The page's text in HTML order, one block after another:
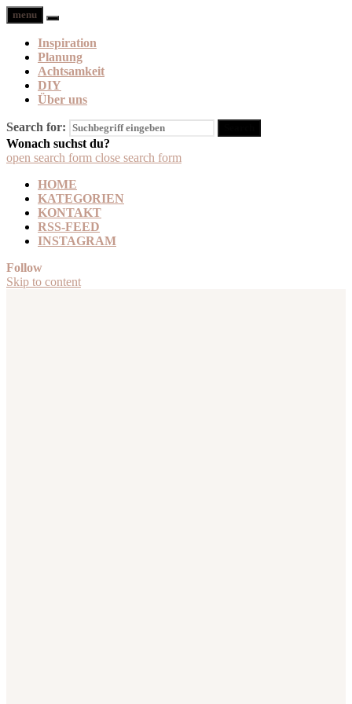
menu
Inspiration
Planung
Achtsamkeit
DIY
Über uns
Search for:
Wonach suchst du?
open search form close search form
HOME
KATEGORIEN
KONTAKT
RSS-FEED
INSTAGRAM
Follow
Skip to content